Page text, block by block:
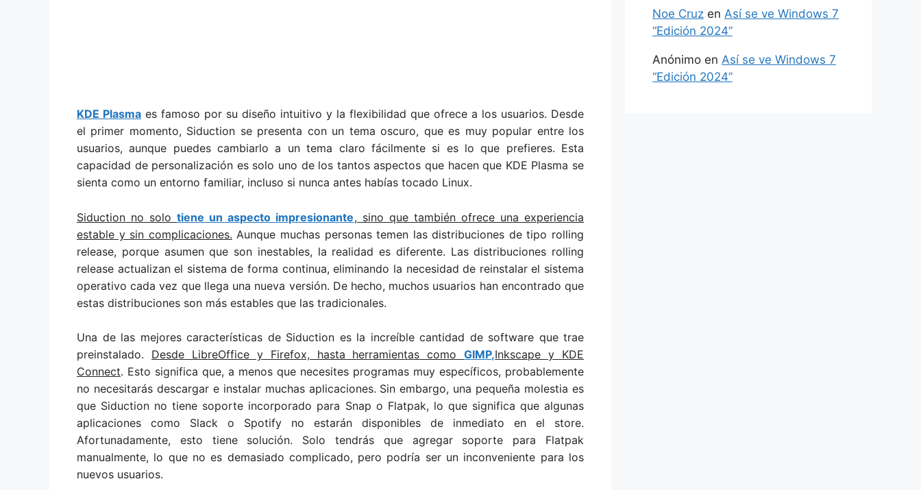
KDE Plasma es famoso por su diseño intuitivo y la flexibilidad que ofrece a los usuarios. Desde
el primer momento, Siduction se presenta con un tema oscuro, que es muy popular entre los
usuarios, aunque puedes cambiarlo a un tema claro fácilmente si es lo que prefieres. Esta
capacidad de personalización es solo uno de los tantos aspectos que hacen que KDE Plasma se
sienta como un entorno familiar, incluso si nunca antes habías tocado Linux.
Siduction no solotiene un aspecto impresionante, sino que también ofrece una experiencia
estable y sin complicaciones. Aunque muchas personas temen las distribuciones de tipo rolling
release, porque asumen que son inestables, la realidad es diferente. Las distribuciones rolling
release actualizan el sistema de forma continua, eliminando la necesidad de reinstalar el sistema
operativo cada vez que llega una nueva versión. De hecho, muchos usuarios han encontrado que
estas distribuciones son más estables que las tradicionales.
Una de las mejores características de Siduction es la increíble cantidad de software que trae
preinstalado. Desde LibreOffice y Firefox, hasta herramientas comoGIMP,Inkscape y KDE
Connect. Esto significa que, a menos que necesites programas muy específicos, probablemente
no necesitarás descargar e instalar muchas aplicaciones. Sin embargo, una pequeña molestia es
que Siduction no tiene soporte incorporado para Snap o Flatpak, lo que significa que algunas
aplicaciones como Slack o Spotify no estarán disponibles de inmediato en el store.
Afortunadamente, esto tiene solución. Solo tendrás que agregar soporte para Flatpak
manualmente, lo que no es demasiado complicado, pero podría ser un inconveniente para los
nuevos usuarios.
Noe Cruz en Así se ve Windows 7
“Edición 2024”
Anónimo en Así se ve Windows 7
“Edición 2024”